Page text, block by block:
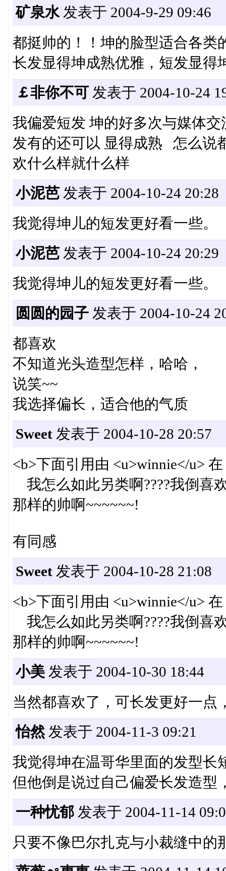
矿泉水发表于 2004-9-29 09:46
都挺帅的！！坤的脸型适合各类
长发显得坤成熟优雅，短发显得
￡非你不可发表于 2004-10-24
我偏爱短发 坤的好多次与媒体
发有的还可以 显得成熟 怎么
欢什么样就什么样
小泥芭发表于 2004-10-24 20:28
我觉得坤儿的短发更好看一些。
小泥芭发表于 2004-10-24 20:29
我觉得坤儿的短发更好看一些。
圆圆的园子发表于 2004-10-24
都喜欢
不知道光头造型怎样，哈哈，
说笑~~
我选择偏长，适合他的气质
Sweet发表于 2004-10-28 20:57
<b>下面引用由 <u>winnie</u>
我怎么如此另类啊????我倒喜
那样的帅啊~~~~~~!
有同感
Sweet发表于 2004-10-28 21:08
<b>下面引用由 <u>winnie</u>
我怎么如此另类啊????我倒喜
那样的帅啊~~~~~~!
小美发表于 2004-10-30 18:44
当然都喜欢了，可长发更好一点
怡然发表于 2004-11-3 09:21
我觉得坤在温哥华里面的发型长
但他倒是说过自己偏爱长发造型
一种忧郁发表于 2004-11-14
只要不像巴尔扎克与小裁缝中的